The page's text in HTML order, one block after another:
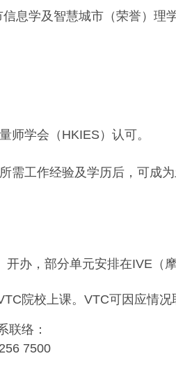
息学及智慧城市（荣誉）理
师学会（HKIES）认可。
需工作经验及学历后，可成
开办，部分单元安排在IVE（
院校上课。VTC可因应情
联络：
7500